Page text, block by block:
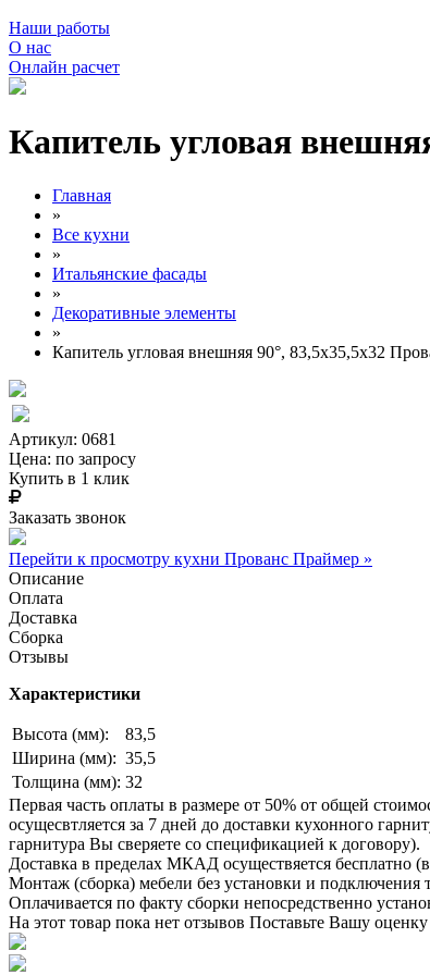
Наши работы
О нас
Онлайн расчет
Капитель угловая
Главная
»
Все кухни
»
Итальянские фасады
»
Декоративные элементы
»
Капитель угловая внешняя 90°, 83,5х35,5х32
Артикул: 0681
Цена: по запросу
Купить в 1 клик
Заказать звонок
Перейти к просмотру кухни Прованс Праймер »
Описание
Оплата
Доставка
Сборка
Отзывы
Характеристики
Высота (мм):
83,5
Ширина (мм): 35,5
Толщина (мм): 32
Первая часть оплаты в размере от 50% от общей
осущесвтляется за 7 дней до доставки кухонного
гарнитура Вы сверяете со спецификацией к договору).
Доставка в пределах МКАД осуществяется бесплатно
Монтаж (сборка) мебели без установки и
Оплачивается по факту сборки непосредственно
На этот товар пока нет отзывов Поставьте Вашу оценку